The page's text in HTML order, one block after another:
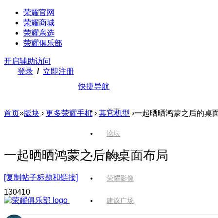
荣耀官网
荣耀商城
荣耀亲选
荣耀俱乐部
开启辅助访问
登录 / 立即注册
快捷导航
首页
论坛
版块
荣耀影像
建议广场
首页»版块 › 更多荣耀手机 › 其它机型 ›一起晒晒鸿蒙之后的桌
一起晒晒鸿蒙之后的桌面布局
[复制帖子标题和链接]
130410